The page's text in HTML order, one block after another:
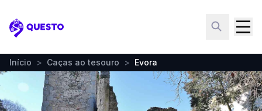
Questo
Início > Caças ao tesouro > Evora